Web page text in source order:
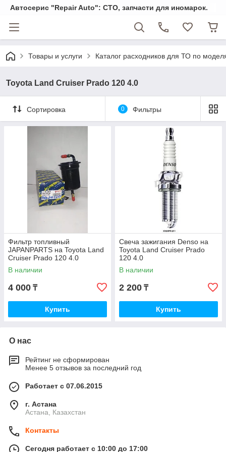
Автосерис "Repair Auto": СТО, запчасти для иномарок.
Товары и услуги Каталог расходников для ТО по
Toyota Land Cruiser Prado 120 4.0
Сортировка 0 Фильтры
Фильтр топливный
JAPANPARTS на Toyota Land
Cruiser Prado 120 4.0
В наличии
4 000 ₸
Купить
Свеча зажигания Denso на
Toyota Land Cruiser Prado
120 4.0
В наличии
2 200 ₸
Купить
О нас
Рейтинг не сформирован
Менее 5 отзывов за последний год
Работает с 07.06.2015
г. Астана
Астана, Казахстан
Контакты
Сегодня работает с 10:00 до 17:00